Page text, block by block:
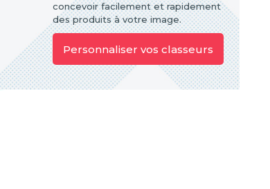
concevoir facilement et rapidement
des produits à votre image.
Personnaliser vos classeurs